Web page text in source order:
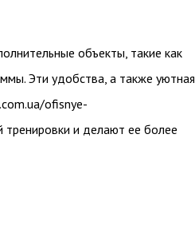
объекты, такие как
Эти удобства, а также уютная
ofisnye-
и делают ее более